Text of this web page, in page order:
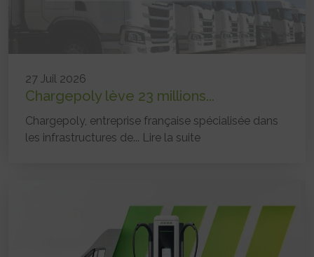
27 Juil 2026
Chargepoly lève 23 millions...
Chargepoly, entreprise française spécialisée dans
les infrastructures de... Lire la suite